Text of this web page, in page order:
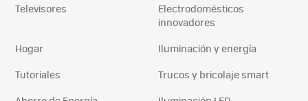
Televisores
Electrodomésticos
innovadores
Hogar
Iluminación y energía
Tutoriales
Trucos y bricolaje smart